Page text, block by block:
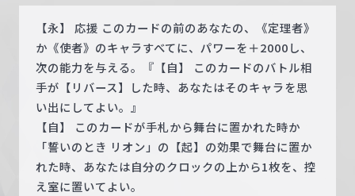
【永】 応援 このカードの前のあなたの、《定理者》
か《使者》のキャラすべてに、パワーを＋2000し、
次の能力を与える。『【自】 このカードのバトル相
手が【リバース】した時、あなたはそのキャラを思
い出にしてよい。』
【自】 このカードが手札から舞台に置かれた時か
「誓いのとき リオン」の【起】の効果で舞台に置か
れた時、あなたは自分のクロックの上から1枚を、控
え室に置いてよい。